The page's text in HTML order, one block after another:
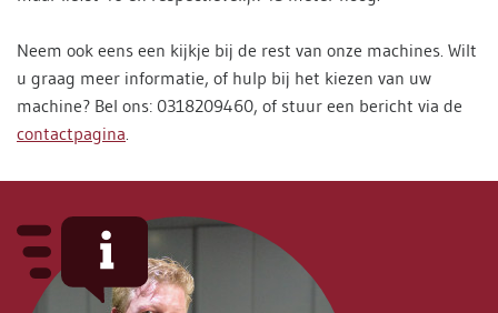
Neem ook eens een kijkje bij de rest van onze machines. Wilt
u graag meer informatie, of hulp bij het kiezen van uw
machine? Bel ons: 0318209460, of stuur een bericht via de
contactpagina